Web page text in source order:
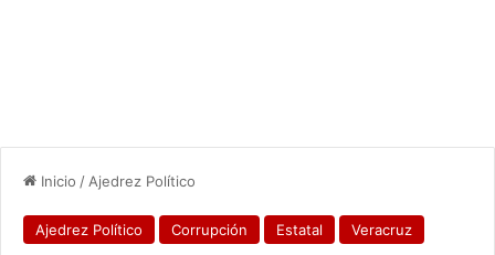
Inicio / Ajedrez Político
Ajedrez Político Corrupción Estatal Veracruz